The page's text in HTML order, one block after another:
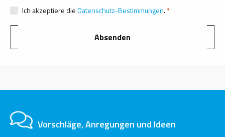
Ich akzeptiere dieDatenschutz-Bestimmungen.
Absenden
Vorschläge, Anregungen und Ideen